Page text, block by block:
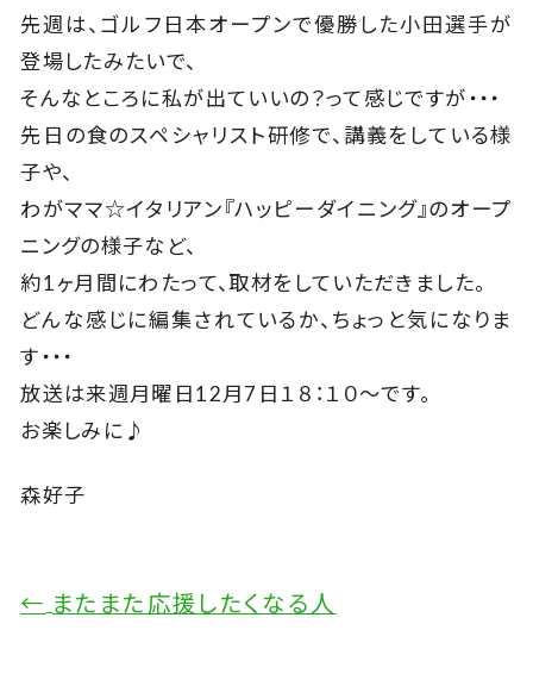
先週は、ゴルフ日本オープンで優勝した小田選手が
登場したみたいで、
そんなところに私が出ていいの？って感じですが・・・
先日の食のスペシャリスト研修で、講義をしている様
子や、
わがママ☆イタリアン『ハッピーダイニング』のオープ
ニングの様子など、
約1ヶ月間にわたって、取材をしていただきました。
どんな感じに編集されているか、ちょっと気になりま
す・・・
放送は来週月曜日12月7日１８：１０～です。
お楽しみに♪
森好子
← またまた応援したくなる人